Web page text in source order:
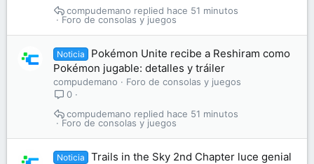
Foro de consolas y juegos
hace 51 minutos
compudemano
Noticia
Pokémon Unite recibe a Reshiram como
Pokémon jugable: detalles y tráiler
compudemano
Foro de consolas y juegos
0
Foro de consolas y juegos
hace 51 minutos
compudemano
Noticia
Trails in the Sky 2nd Chapter luce genial